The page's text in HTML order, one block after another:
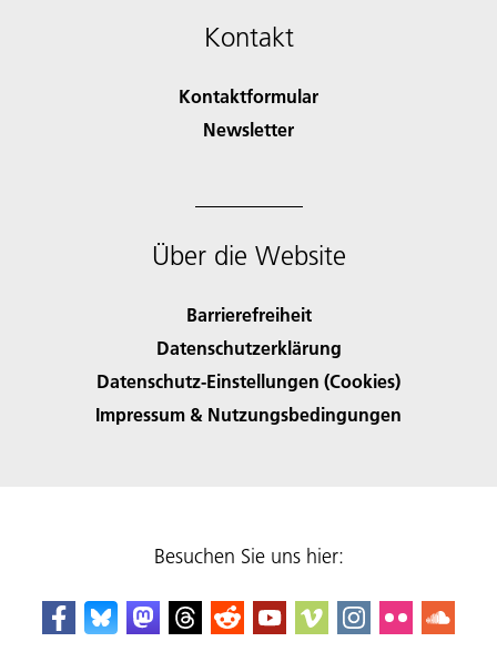
Kontakt
Kontaktformular
Newsletter
Über die Website
Barrierefreiheit
Datenschutzerklärung
Datenschutz-Einstellungen (Cookies)
Impressum & Nutzungsbedingungen
Besuchen Sie uns hier: